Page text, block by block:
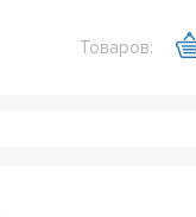
Товаров: